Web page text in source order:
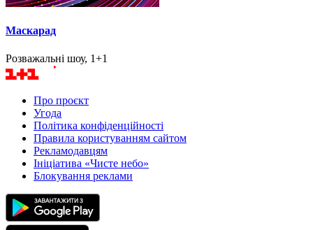
Маскарад
Розважальні шоу, 1+1
Про проєкт
Угода
Політика конфіденційності
Правила користуванням сайтом
Рекламодавцям
Ініціатива «Чисте небо»
Блокування реклами